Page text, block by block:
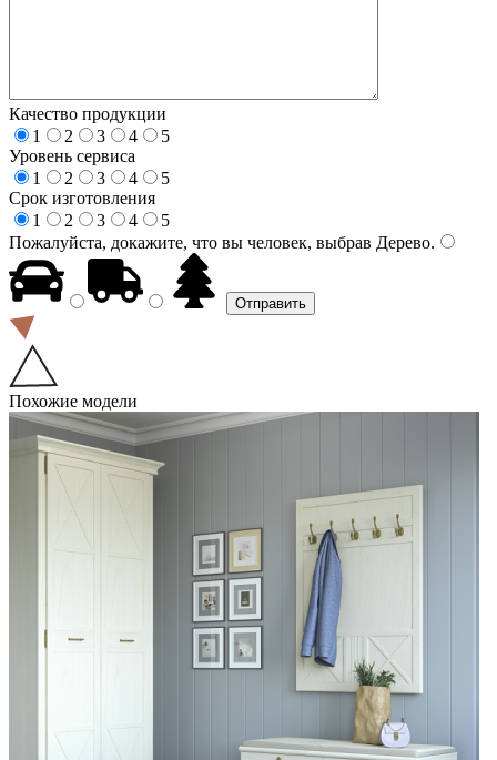
Качество продукции
1
2 3 4
5
Уровень сервиса
1
2 3 4
5
Срок изготовления
1
2 3 4
5
Пожалуйста, докажите, что вы человек, выбрав Дерево.
Похожие модели